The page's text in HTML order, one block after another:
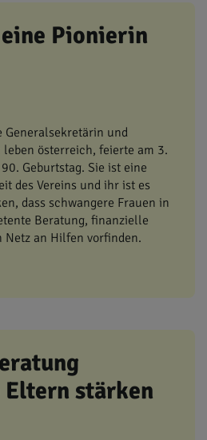
Pionierin
Generalsekretärin und
österreich, feierte am 3.
Geburtstag. Sie ist eine
des Vereins und ihr ist es
dass schwangere Frauen in
Beratung, finanzielle
an Hilfen vorfinden.
stärken